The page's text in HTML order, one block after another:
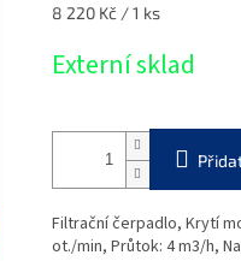
Měrná
8 220 Kč / 1 ks
Externí sklad
Filtrační čerpadlo, Krytí
ot./min, Průtok: 4 m3/h,